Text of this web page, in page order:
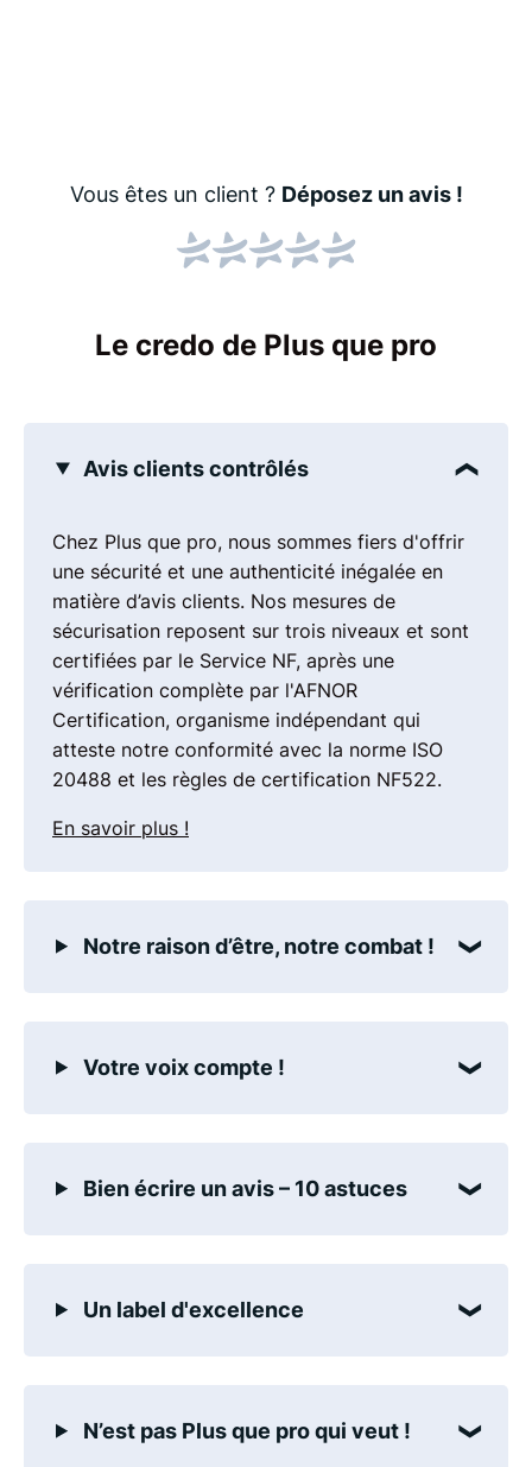
Vous êtes un client ? Déposez un avis !
Le credo de Plus que pro
Avis clients contrôlés
Chez Plus que pro, nous sommes fiers d'offrir
une sécurité et une authenticité inégalée en
matière d’avis clients. Nos mesures de
sécurisation reposent sur trois niveaux et sont
certifiées par le Service NF, après une
vérification complète par l'AFNOR
Certification, organisme indépendant qui
atteste notre conformité avec la norme ISO
20488 et les règles de certification NF522.
En savoir plus !
Notre raison d’être, notre combat !
Votre voix compte !
Bien écrire un avis – 10 astuces
Un label d'excellence
N’est pas Plus que pro qui veut !